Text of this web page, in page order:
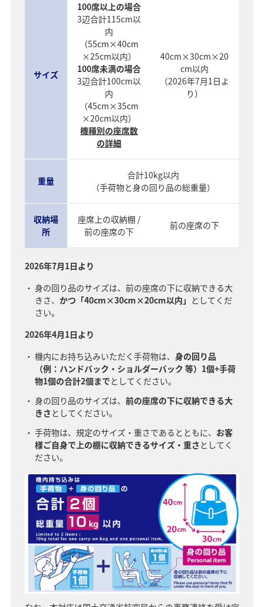
サイズ
100席以上の場合
3辺合計115cm以
内
（55cm×40cm
×25cm以内）
100席未満の場合
3辺合計100cm以
内
（45cm×35cm
×20cm以内）
機種別の座席数
の詳細
40cm×30cm×20
cm以内
（2026年7月1日よ
り）
重量
合計10kg以内
（手荷物と身の回り品の総重量）
収納場
所
座席上の収納棚 /
前の座席の下
前の座席の下
2026年7月1日より
身の回り品のサイズは、前の座席の下に収納できる大
きさ、 かつ「40cm×30cm×20cm以内」 としてくだ
さい。
2026年4月1日より
機内にお持ち込みいただく手荷物は、 身の回り品
（例：ハンドバック・ショルダーバック 等）1個+手荷
物1個の合計2個まで としてください。
身の回り品のサイズは、 前の座席の下に収納できる大
きさ としてください。
手荷物は、規定のサイズ・重さであるとともに、 お客
様ご自身で上の棚に収納できるサイズ・重さ としてく
ださい。